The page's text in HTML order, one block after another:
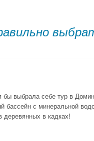
бы выбрала себе тур в
бассейн с минеральной
деревянных в кадках!